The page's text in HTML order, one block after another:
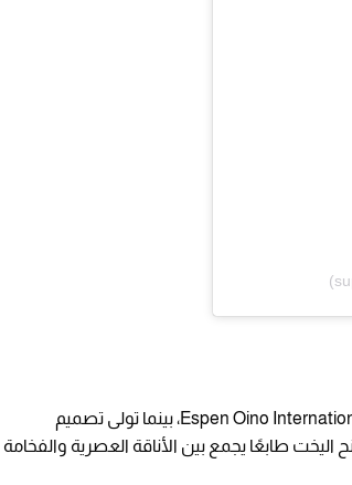
صُمم المظهر الخارجي لليخت بواسطة شركة التصميم الشهيرة Espen Oino International، بينما تولى تصميم
اليخت طابعًا يجمع بين الأناقة العصرية والفخامة